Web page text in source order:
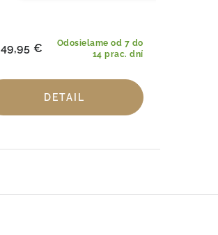
Odosielame od 7 do
14 prac. dní
49,95 €
DETAIL